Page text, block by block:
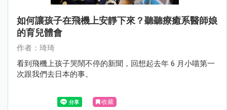
如何讓孩子在飛機上安靜下來？聽聽療癒系醫師娘
的育兒體會
作者：琦琦
看到飛機上孩子哭鬧不停的新聞，回想起去年 6 月小喵第一
次跟我們去日本的事。
收藏